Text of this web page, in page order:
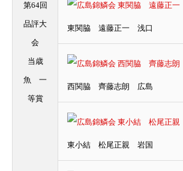
第64回
品評大
会
当歳
魚 一
等賞
東関脇 遠藤正一 浅口
西関脇 齊藤志朗 広島
東小結 松尾正親 岩国